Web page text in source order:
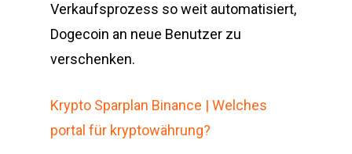
Verkaufsprozess so weit automatisiert,
Dogecoin an neue Benutzer zu
verschenken.
Krypto Sparplan Binance | Welches
portal für kryptowährung?